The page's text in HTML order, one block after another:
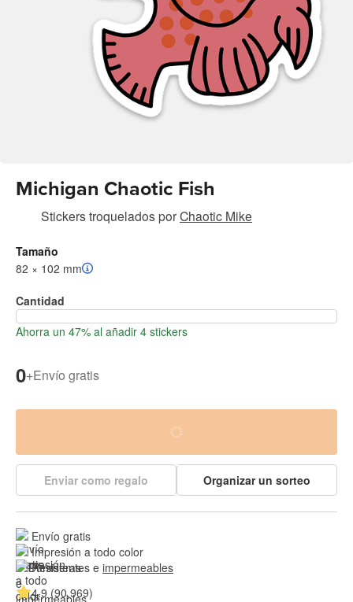
Michigan Chaotic Fish
Stickers troqueladosporChaotic Mike
Tamaño
82 × 102 mm
Cantidad
Ahorra un 47% al añadir 4 stickers
0+Envío gratis
Enviar como regalo Organizar un sorteo
Envío gratis
Impresión a todo color
Resistentes e impermeables
4.9 (90,969)